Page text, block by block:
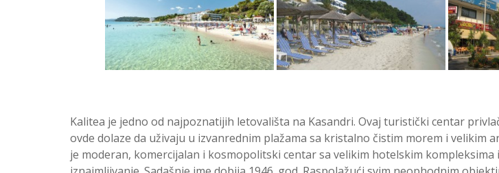
Kalitea je jedno od najpoznatijih letovališta na Kasandri. Ovaj turistički centar
ovde dolaze da uživaju u izvanrednim plažama sa kristalno čistim morem i velikim
je moderan, komercijalan i kosmopolitski centar sa velikim hotelskim kompleksima